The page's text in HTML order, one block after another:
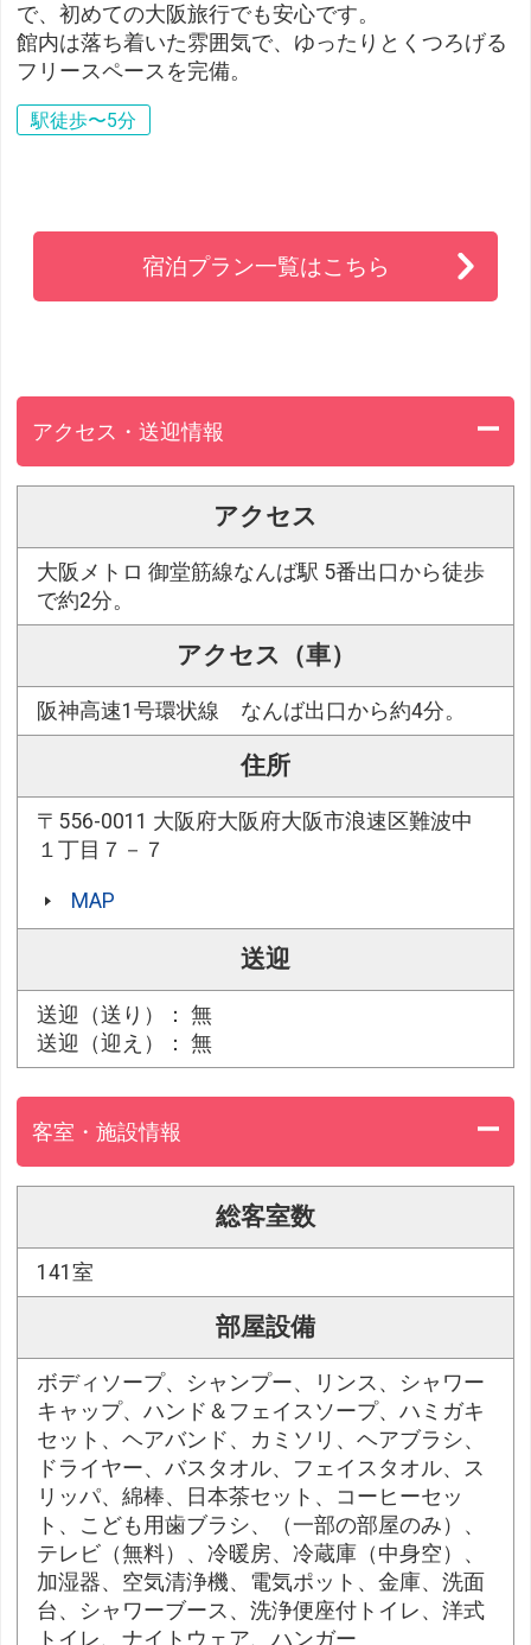
で、初めての大阪旅行でも安心です。
館内は落ち着いた雰囲気で、ゆったりとくつろげる
フリースペースを完備。
駅徒歩〜5分
宿泊プラン一覧はこちら
アクセス・送迎情報
アクセス
大阪メトロ 御堂筋線なんば駅 5番出口から徒歩
で約2分。
アクセス（車）
阪神高速1号環状線 なんば出口から約4分。
住所
〒556-0011 大阪府大阪府大阪市浪速区難波中
１丁目７－７
MAP
送迎
送迎（送り）： 無
送迎（迎え）： 無
客室・施設情報
総客室数
141室
部屋設備
ボディソープ、シャンプー、リンス、シャワー
キャップ、ハンド＆フェイスソープ、ハミガキ
セット、ヘアバンド、カミソリ、ヘアブラシ、
ドライヤー、バスタオル、フェイスタオル、ス
リッパ、綿棒、日本茶セット、コーヒーセッ
ト、こども用歯ブラシ、（一部の部屋のみ）、
テレビ（無料）、冷暖房、冷蔵庫（中身空）、
加湿器、空気清浄機、電気ポット、金庫、洗面
台、シャワーブース、洗浄便座付トイレ、洋式
トイレ、ナイトウェア、ハンガー